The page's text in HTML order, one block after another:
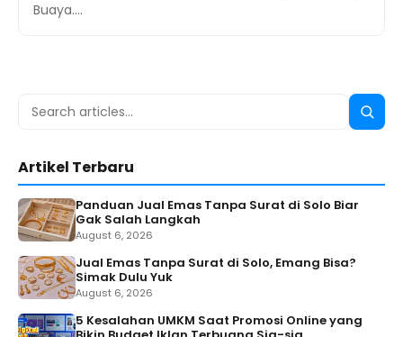
Buaya.…
Search
Search
Artikel Terbaru
Panduan Jual Emas Tanpa Surat di Solo Biar
Gak Salah Langkah
August 6, 2026
Jual Emas Tanpa Surat di Solo, Emang Bisa?
Simak Dulu Yuk
August 6, 2026
5 Kesalahan UMKM Saat Promosi Online yang